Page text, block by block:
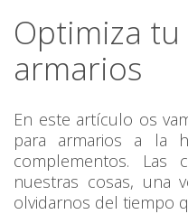
Optimiza
armarios
En este artículo os
para armarios a la
complementos. Las
nuestras cosas, una
olvidarnos del tiempo